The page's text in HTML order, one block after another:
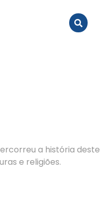
a história deste
e religiões.